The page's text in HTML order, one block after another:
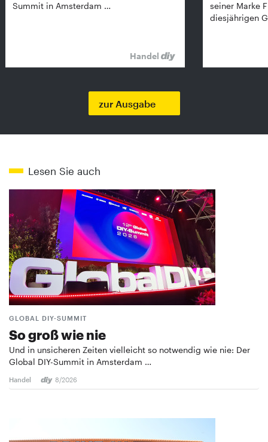
Summit in Amsterdam …
Handel
seiner Marke
diesjährigen
zur Ausgabe
Lesen Sie auch
GLOBAL DIY-SUMMIT
So groß wie nie
Und in unsicheren Zeiten vielleicht so notwendig wie nie: Der
Global DIY-Summit in Amsterdam …
Handel 8/2026